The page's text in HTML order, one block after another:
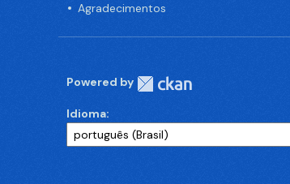
Agradecimentos
Powered by
Idioma